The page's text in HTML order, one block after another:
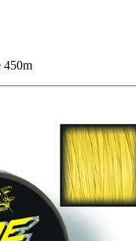
450m